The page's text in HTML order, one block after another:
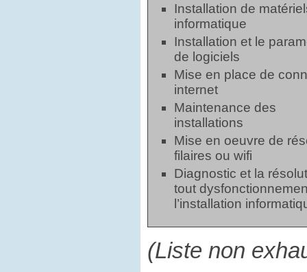
Installation de
informatique
Installation et le
de logiciels
Mise en place de
internet
Maintenance des
installations
Mise en oeuvre de
filaires ou wifi
Diagnostic et la
tout
l’installation
(Liste non